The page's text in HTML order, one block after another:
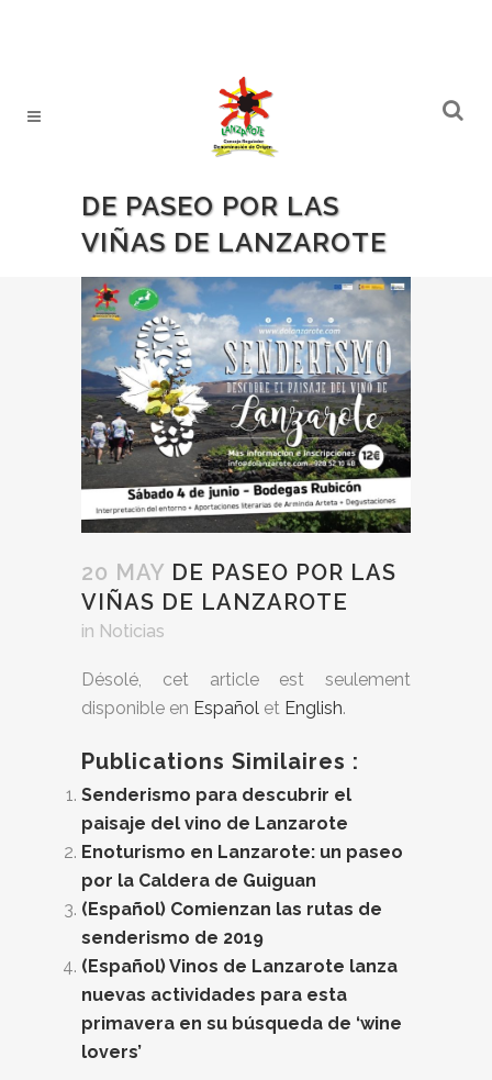
DE PASEO POR LAS
VIÑAS DE LANZAROTE
20 MAY DE PASEO POR LAS
VIÑAS DE LANZAROTE
in Noticias
Désolé, cet article est seulement
disponible en Español et English.
Publications Similaires :
Senderismo para descubrir el
paisaje del vino de Lanzarote
Enoturismo en Lanzarote: un paseo
por la Caldera de Guiguan
(Español) Comienzan las rutas de
senderismo de 2019
(Español) Vinos de Lanzarote lanza
nuevas actividades para esta
primavera en su búsqueda de ‘wine
lovers’